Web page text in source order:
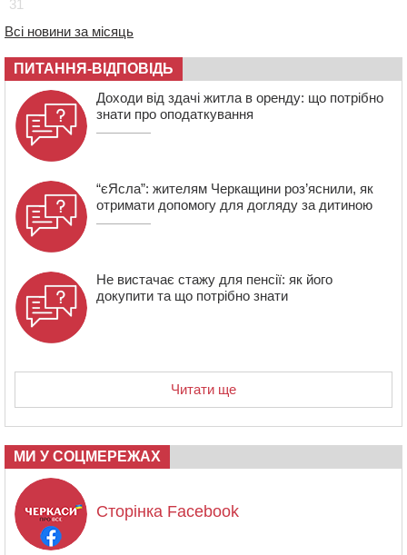
08:20
Обрано претендента на посаду директора
Мокрокалигірського психоневрологічного інтернату
07:23 Уманські міграційники видворили з країни грузина,
який відсидів термін у колонії
31
Всі новини за місяць
ПИТАННЯ-ВІДПОВІДЬ
Доходи від здачі житла в оренду: що потрібно
знати про оподаткування
“єЯсла”: жителям Черкащини роз’яснили, як
отримати допомогу для догляду за дитиною
Не вистачає стажу для пенсії: як його
докупити та що потрібно знати
Читати ще
МИ У СОЦМЕРЕЖАХ
Сторінка Facebook